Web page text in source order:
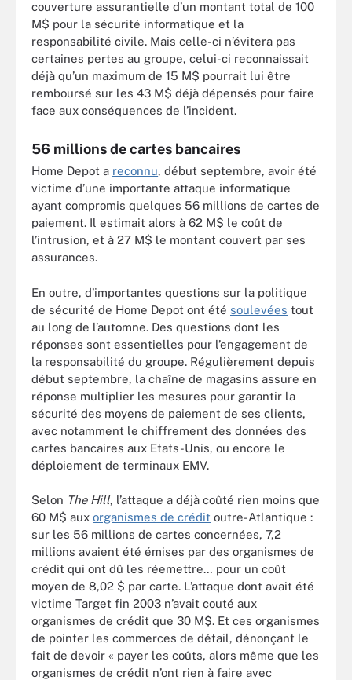
couverture assurantielle d’un montant total de 100
M$ pour la sécurité informatique et la
responsabilité civile. Mais celle-ci n’évitera pas
certaines pertes au groupe, celui-ci reconnaissait
déjà qu’un maximum de 15 M$ pourrait lui être
remboursé sur les 43 M$ déjà dépensés pour faire
face aux conséquences de l’incident.
56 millions de cartes bancaires
Home Depot a reconnu, début septembre, avoir été
victime d’une importante attaque informatique
ayant compromis quelques 56 millions de cartes de
paiement. Il estimait alors à 62 M$ le coût de
l’intrusion, et à 27 M$ le montant couvert par ses
assurances.
En outre, d’importantes questions sur la politique
de sécurité de Home Depot ont été soulevées tout
au long de l’automne. Des questions dont les
réponses sont essentielles pour l’engagement de
la responsabilité du groupe. Régulièrement depuis
début septembre, la chaîne de magasins assure en
réponse multiplier les mesures pour garantir la
sécurité des moyens de paiement de ses clients,
avec notamment le chiffrement des données des
cartes bancaires aux Etats-Unis, ou encore le
déploiement de terminaux EMV.
Selon The Hill, l’attaque a déjà coûté rien moins que
60 M$ aux organismes de crédit outre-Atlantique :
sur les 56 millions de cartes concernées, 7,2
millions avaient été émises par des organismes de
crédit qui ont dû les réemettre… pour un coût
moyen de 8,02 $ par carte. L’attaque dont avait été
victime Target fin 2003 n’avait couté aux
organismes de crédit que 30 M$. Et ces organismes
de pointer les commerces de détail, dénonçant le
fait de devoir « payer les coûts, alors même que les
organismes de crédit n’ont rien à faire avec